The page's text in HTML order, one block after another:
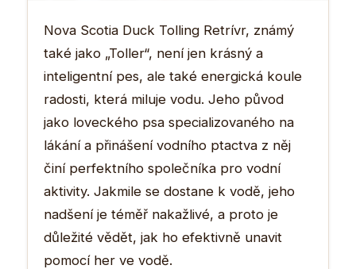
Nova Scotia Duck Tolling Retrívr, známý
také jako „Toller“, není jen krásný a
inteligentní pes, ale také energická koule
radosti, která miluje vodu. Jeho původ
jako loveckého psa specializovaného na
lákání a přinášení vodního ptactva z něj
činí perfektního společníka pro vodní
aktivity. Jakmile se dostane k vodě, jeho
nadšení je téměř nakažlivé, a proto je
důležité vědět, jak ho efektivně unavit
pomocí her ve vodě.